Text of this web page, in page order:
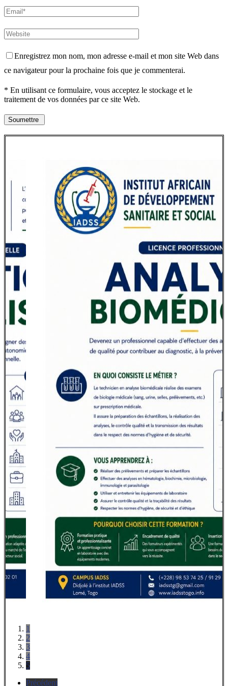
Enregistrez mon nom, mon adresse e-mail et mon site Web dans
ce navigateur pour la prochaine fois que je commenterai.
* En utilisant ce formulaire, vous acceptez le stockage et le
traitement de vos données par ce site Web.
1
2
3
4
5
Précédent